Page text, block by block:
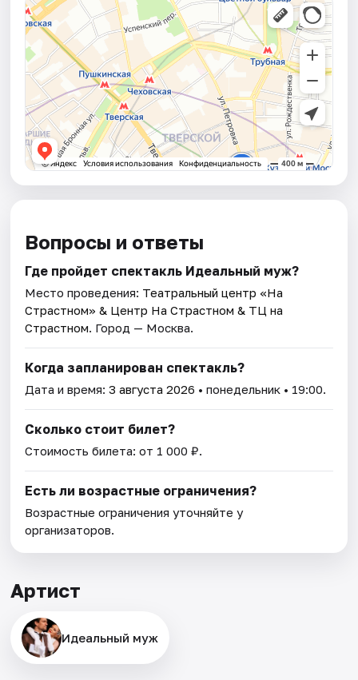
Вопросы и ответы
Где пройдет спектакль Идеальный муж?
Место проведения: Театральный центр «На
Страстном» & Центр На Страстном & ТЦ на
Страстном. Город — Москва.
Когда запланирован спектакль?
Дата и время:3 августа 2026 • понедельник • 19:00.
Сколько стоит билет?
Стоимость билета: от 1 000 ₽.
Есть ли возрастные ограничения?
Возрастные ограничения уточняйте у
организаторов.
Артист
Идеальный муж